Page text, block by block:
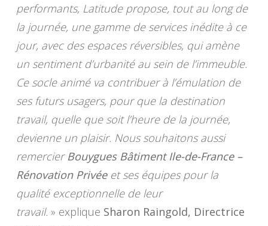
performants, Latitude propose, tout au long de
la journée, une gamme de services inédite à ce
jour, avec des espaces réversibles, qui amène
un sentiment d’urbanité au sein de l’immeuble.
Ce socle animé va contribuer à l’émulation de
ses futurs usagers, pour que la destination
travail, quelle que soit l’heure de la journée,
devienne un plaisir. Nous souhaitons aussi
remercier Bouygues Bâtiment Ile-de-France –
Rénovation Privéeet ses équipes pour la
qualité exceptionnelle de leur
travail. » explique Sharon Raingold, Directrice